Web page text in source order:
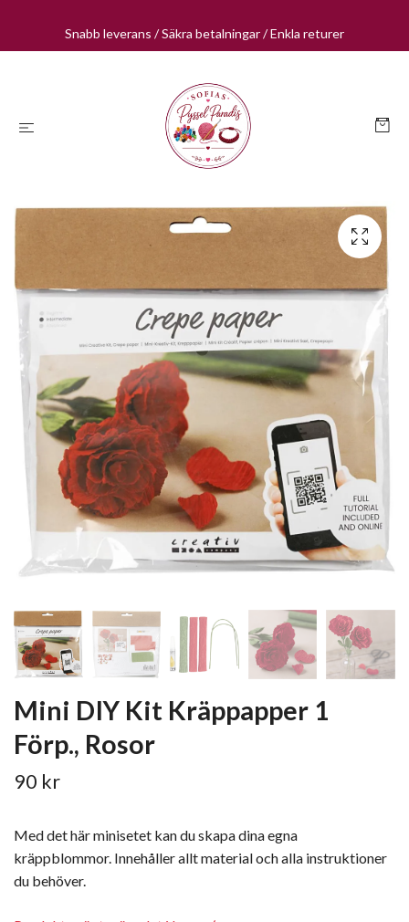
Snabb leverans / Säkra betalningar / Enkla returer
Mini DIY Kit Kräppapper 1
Förp., Rosor
90 kr
Med det här minisetet kan du skapa dina egna
kräppblommor. Innehåller allt material och alla instruktioner
du behöver.